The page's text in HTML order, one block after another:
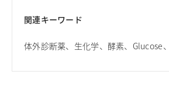
関連キーワード
体外診断薬、生化学、酵素、Glucose